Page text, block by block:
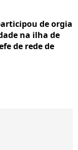
de orgia
na ilha de
de rede de